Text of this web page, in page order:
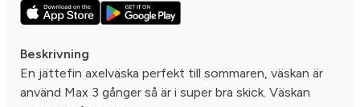
Beskrivning
En jättefin axelväska perfekt till sommaren, väskan är
använd Max 3 gånger så är i super bra skick. Väskan